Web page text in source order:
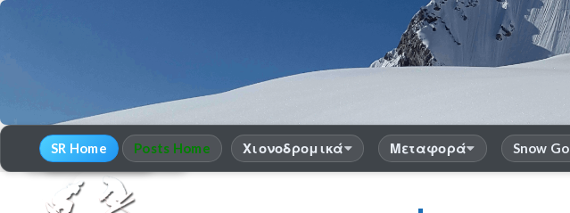
30χρόνια Snow Report
season 2025-26
SR Home Posts Home Χιονοδρομικά Μεταφορά Snow Go